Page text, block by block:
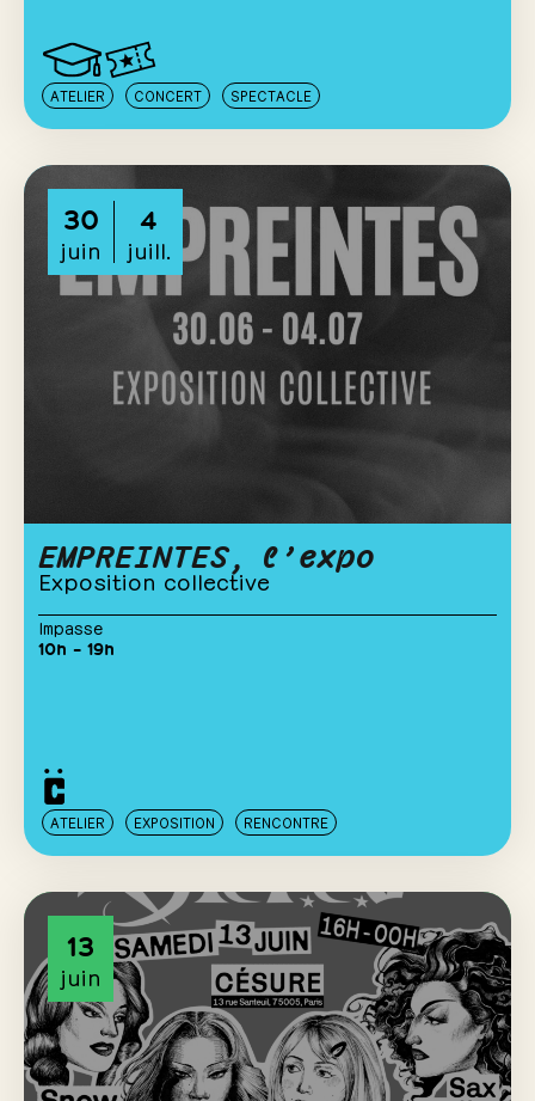
ATELIER CONCERT SPECTACLE
30
juin
4
juill.
EMPREINTES, l’expo
Exposition collective
Impasse
10h – 19h
ATELIER EXPOSITION RENCONTRE
13
juin